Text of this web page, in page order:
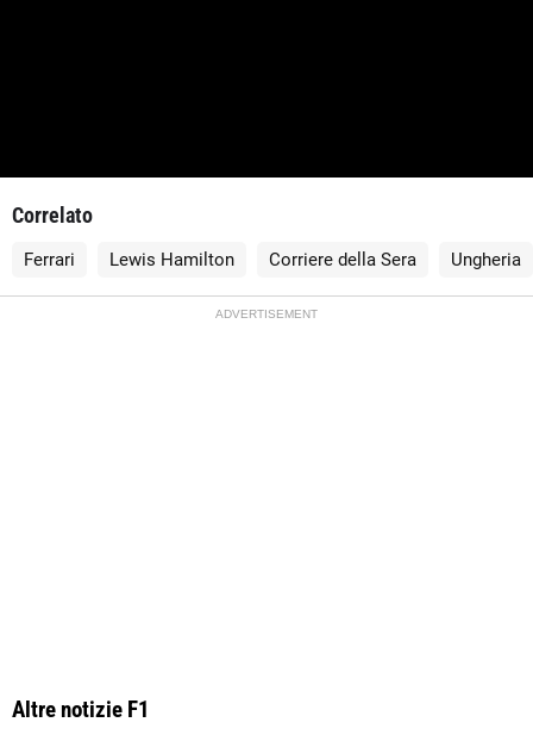
Correlato
Ferrari Lewis Hamilton Corriere della Sera Ungheria
ADVERTISEMENT
Altre notizie F1